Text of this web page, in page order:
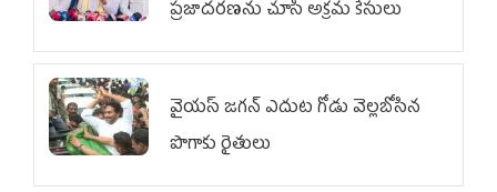
ప్రజాదరణను చూసి అక్రమ కేసులు
వైయ‌స్‌ జగన్ ఎదుట గోడు వెల్లబోసిన
పొగాకు రైతులు